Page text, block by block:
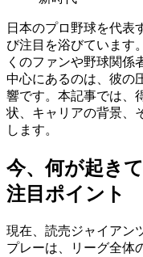
日本のプロ野球を代表
び注目を浴びています
くのファンや野球関係
中心にあるのは、彼の
響です。本記事では、
状、キャリアの背景、
します。
今、何が起き
注目ポイント
現在、読売ジャイアン
プレーは、リーグ全体